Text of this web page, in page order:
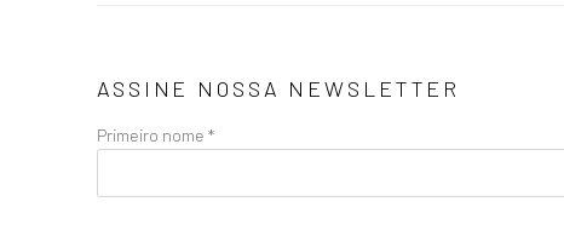
ASSINE NOSSA NEWSLETTER
Primeiro nome *